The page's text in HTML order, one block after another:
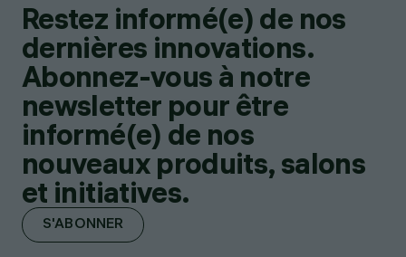
Restez informé(e) de nos
dernières innovations.
Abonnez-vous à notre
newsletter pour être
informé(e) de nos
nouveaux produits, salons
et initiatives.
S'ABONNER